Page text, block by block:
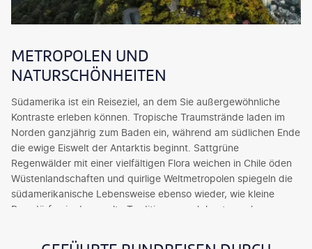
METROPOLEN UND
NATURSCHÖNHEITEN
Südamerika ist ein Reiseziel, an dem Sie außergewöhnliche
Kontraste erleben können. Tropische Traumstrände laden im
Norden ganzjährig zum Baden ein, während am südlichen Ende
die ewige Eiswelt der Antarktis beginnt. Sattgrüne
Regenwälder mit einer vielfältigen Flora weichen in Chile öden
Wüstenlandschaften und quirlige Weltmetropolen spiegeln die
südamerikanische Lebensweise ebenso wieder, wie kleine
Bergdörfer, in denen alte Traditionen auch heute noch
besonders vielfältiges Urlaubsziel, das neben interessanten